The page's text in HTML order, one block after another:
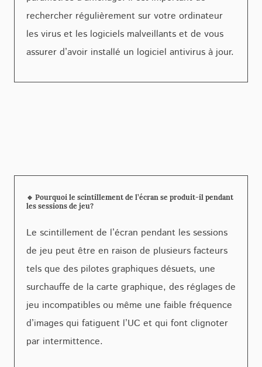
rechercher régulièrement sur votre ordinateur
les virus et les logiciels malveillants et de vous
assurer d’avoir installé un logiciel antivirus à jour.
🔹 Pourquoi le scintillement de l’écran se produit-il pendant
les sessions de jeu?
Le scintillement de l’écran pendant les sessions
de jeu peut être en raison de plusieurs facteurs
tels que des pilotes graphiques désuets, une
surchauffe de la carte graphique, des réglages de
jeu incompatibles ou même une faible fréquence
d’images qui fatiguent l’UC et qui font clignoter
par intermittence.